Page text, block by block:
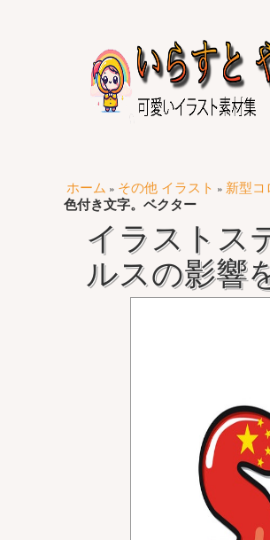
ホーム » その他 イラスト » 新型コ
色付き文字。ベクター
イラストス
ルスの影響